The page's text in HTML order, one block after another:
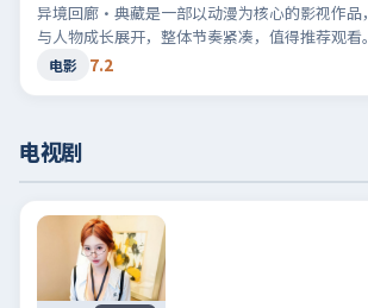
异境回廊·典藏是一部以动漫为核心的影视作品
与人物成长展开，整体节奏紧凑，值得推荐观看。
电影 7.2
电视剧